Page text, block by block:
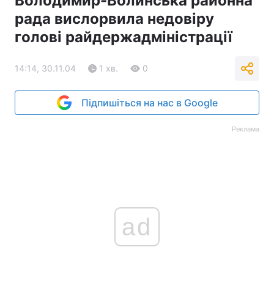
рада вислорвила недовіру
голові райдержадміністрації
14:14, 30.11.04 1 хв. 0
Підпишіться на нас в Google
Реклама
ad